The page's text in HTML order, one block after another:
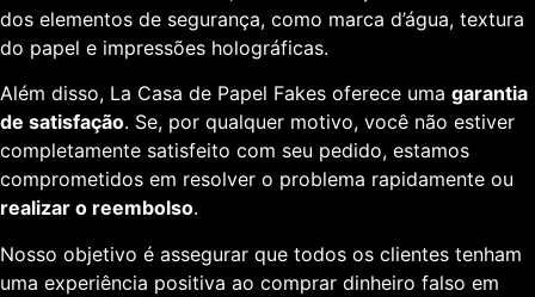
dos elementos de segurança, como marca d’água, textura
do papel e impressões holográficas.
Além disso, La Casa de Papel Fakes oferece uma garantia
de satisfação. Se, por qualquer motivo, você não estiver
completamente satisfeito com seu pedido, estamos
comprometidos em resolver o problema rapidamente ou
realizar o reembolso.
Nosso objetivo é assegurar que todos os clientes tenham
uma experiência positiva ao comprar dinheiro falso em